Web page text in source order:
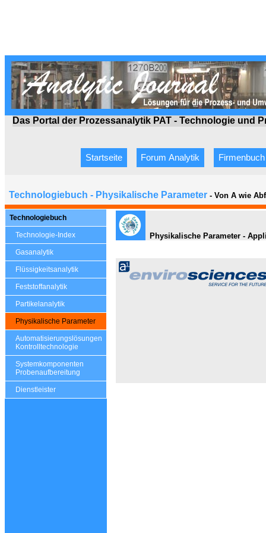
Das Portal der Prozessanalytik PAT - Technologie und
Startseite Forum Analytik Firmenbuch
Technologiebuch - Physikalische Parameter - Von A wie
Technologiebuch
Technologie-Index
Gasanalytik
Flüssigkeitsanalytik
Feststoffanalytik
Partikelanalytik
Physikalische Parameter
Automatisierungslösungen
Kontrolltechnologie
Systemkomponenten
Probenaufbereitung
Dienstleister
Physikalische Parameter -